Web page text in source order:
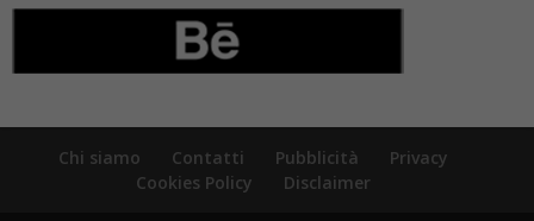
Chi siamo Contatti Pubblicità
Privacy
Cookies Policy
Disclaimer